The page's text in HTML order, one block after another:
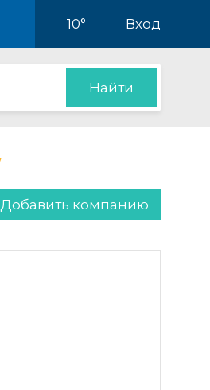
10° Вход
Найти
Добавить компанию